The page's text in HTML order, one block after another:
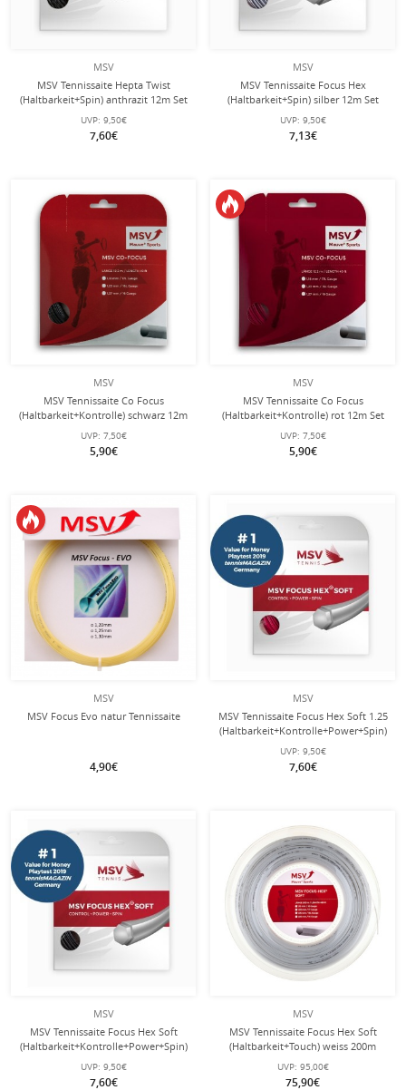
MSV
MSV Tennissaite Hepta Twist
(Haltbarkeit+Spin) anthrazit 12m Set
UVP: 9,50€
7,60€
MSV
MSV Tennissaite Focus Hex
(Haltbarkeit+Spin) silber 12m Set
UVP: 9,50€
7,13€
MSV
MSV Tennissaite Co Focus
(Haltbarkeit+Kontrolle) schwarz 12m
Set
UVP: 7,50€
5,90€
MSV
MSV Tennissaite Co Focus
(Haltbarkeit+Kontrolle) rot 12m Set
UVP: 7,50€
5,90€
MSV
MSV Focus Evo natur Tennissaite
4,90€
MSV
MSV Tennissaite Focus Hex Soft 1.25
(Haltbarkeit+Kontrolle+Power+Spin)
rot 12m Set
UVP: 9,50€
7,60€
MSV
MSV Tennissaite Focus Hex Soft
(Haltbarkeit+Kontrolle+Power+Spin)
schwarz 12m Set
UVP: 9,50€
7,60€
MSV
MSV Tennissaite Focus Hex Soft
(Haltbarkeit+Touch) weiss 200m
Rolle
UVP: 95,00€
75,90€